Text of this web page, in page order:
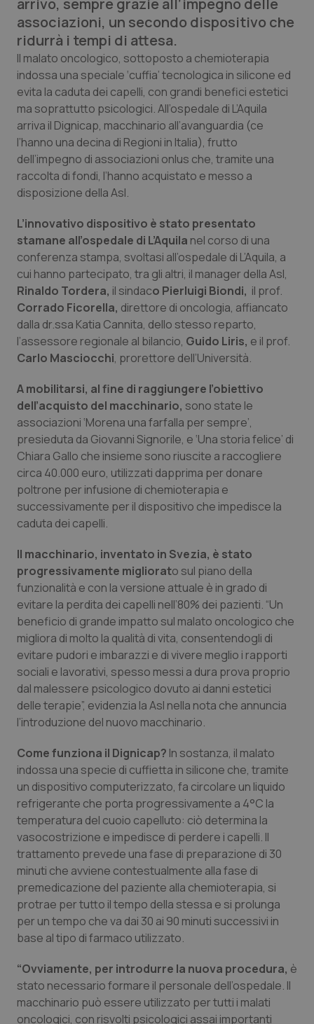
Abruzzo
Basilicata
Calabria
Campania
Emilia-Romagna
Friuli Venezia Giulia
Lazio
Liguria
Lombardia
Marche
Molise
Piemonte
Provincia Autonoma di Bolzano
Provincia Autonoma di Trento
Puglia
Sardegna
Sicilia
Toscana
Umbria
Valle D’Aosta
Veneto
QS Pro Gold
Artrite & artrosi
Asma & BPCO
Car-T
Colesterolo & coronaropatie
Dermatite Atopica
Diabete & glucometri
Disturbi dell’umore
Dolore
Donna & Salute
Epatiti
HIV
Infezioni & Febbre
Ipertensione & Scompenso
Malattie rare
Malattia di Crohn & Rettocolite Ulcerosa
Neuroscienze & patologie neurodegenerative
Obesità
Oftalmologia
Oncodermatologia
Oncoematologia
Oncologia & Nutrizione
Psoriasi & pelle
Quotidiano Cardiologia
Quotidiano Chirurgia
Quotidiano Oncologia
Quotidiano Pediatria
Rene & patologie urogenitali
QS Club Newsletter
arrivo, sempre grazie all’impegno delle
associazioni, un secondo dispositivo che
ridurrà i tempi di attesa.
Il malato oncologico, sottoposto a chemioterapia
indossa una speciale ‘cuffia’ tecnologica in silicone ed
evita la caduta dei capelli, con grandi benefici estetici
ma soprattutto psicologici. All’ospedale di L’Aquila
arriva il Dignicap, macchinario all’avanguardia (ce
l’hanno una decina di Regioni in Italia), frutto
dell’impegno di associazioni onlus che, tramite una
raccolta di fondi, l’hanno acquistato e messo a
disposizione della Asl.
L’innovativo dispositivo è stato presentato
stamane all’ospedale di L’Aquila nel corso di una
conferenza stampa, svoltasi all’ospedale di L’Aquila, a
cui hanno partecipato, tra gli altri, il manager della Asl,
Rinaldo Tordera, il sindaco Pierluigi Biondi, il prof.
Corrado Ficorella, direttore di oncologia, affiancato
dalla dr.ssa Katia Cannita, dello stesso reparto,
l’assessore regionale al bilancio, Guido Liris, e il prof.
Carlo Masciocchi, prorettore dell’Università.
A mobilitarsi, al fine di raggiungere l’obiettivo
dell’acquisto del macchinario, sono state le
associazioni ‘Morena una farfalla per sempre’,
presieduta da Giovanni Signorile, e ‘Una storia felice’ di
Chiara Gallo che insieme sono riuscite a raccogliere
circa 40.000 euro, utilizzati dapprima per donare
poltrone per infusione di chemioterapia e
successivamente per il dispositivo che impedisce la
caduta dei capelli.
Il macchinario, inventato in Svezia, è stato
progressivamente migliorato sul piano della
funzionalità e con la versione attuale è in grado di
evitare la perdita dei capelli nell’80% dei pazienti. “Un
beneficio di grande impatto sul malato oncologico che
migliora di molto la qualità di vita, consentendogli di
evitare pudori e imbarazzi e di vivere meglio i rapporti
sociali e lavorativi, spesso messi a dura prova proprio
dal malessere psicologico dovuto ai danni estetici
delle terapie”, evidenzia la Asl nella nota che annuncia
l’introduzione del nuovo macchinario.
Come funziona il Dignicap? In sostanza, il malato
indossa una specie di cuffietta in silicone che, tramite
un dispositivo computerizzato, fa circolare un liquido
refrigerante che porta progressivamente a 4°C la
temperatura del cuoio capelluto: ciò determina la
vasocostrizione e impedisce di perdere i capelli. Il
trattamento prevede una fase di preparazione di 30
minuti che avviene contestualmente alla fase di
premedicazione del paziente alla chemioterapia, si
protrae per tutto il tempo della stessa e si prolunga
per un tempo che va dai 30 ai 90 minuti successivi in
base al tipo di farmaco utilizzato.
“Ovviamente, per introdurre la nuova procedura, è
stato necessario formare il personale dell’ospedale. Il
macchinario può essere utilizzato per tutti i malati
oncologici, con risvolti psicologici assai importanti